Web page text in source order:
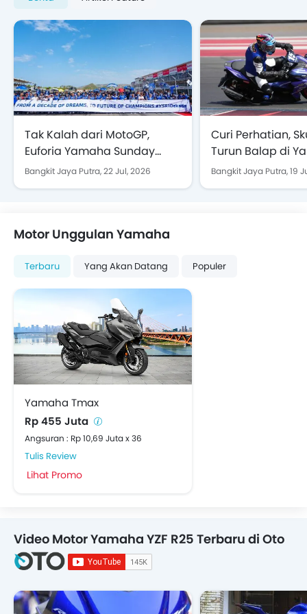
Tak Kalah dari MotoGP,
Euforia Yamaha Sunday
Race 2026 Luar Biasa di
Bangkit Jaya Putra,22 Jul, 2026
Curi Perhatian,
Turun Balap di
Sunday Race
Bangkit Jaya Putra,19
Motor Unggulan Yamaha
Terbaru Yang Akan Datang Populer
Yamaha Tmax
Rp 455 Juta
Angsuran : Rp 10,69 Juta x 36
Tulis Review
Lihat Promo
Video Motor Yamaha YZF R25 Terbaru di Oto